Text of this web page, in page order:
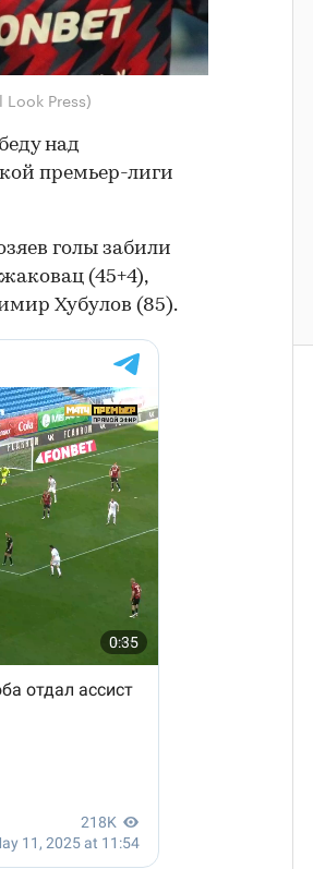
Press)
над
премьер-лиги
голы забили
(45+4),
Хубулов (85).